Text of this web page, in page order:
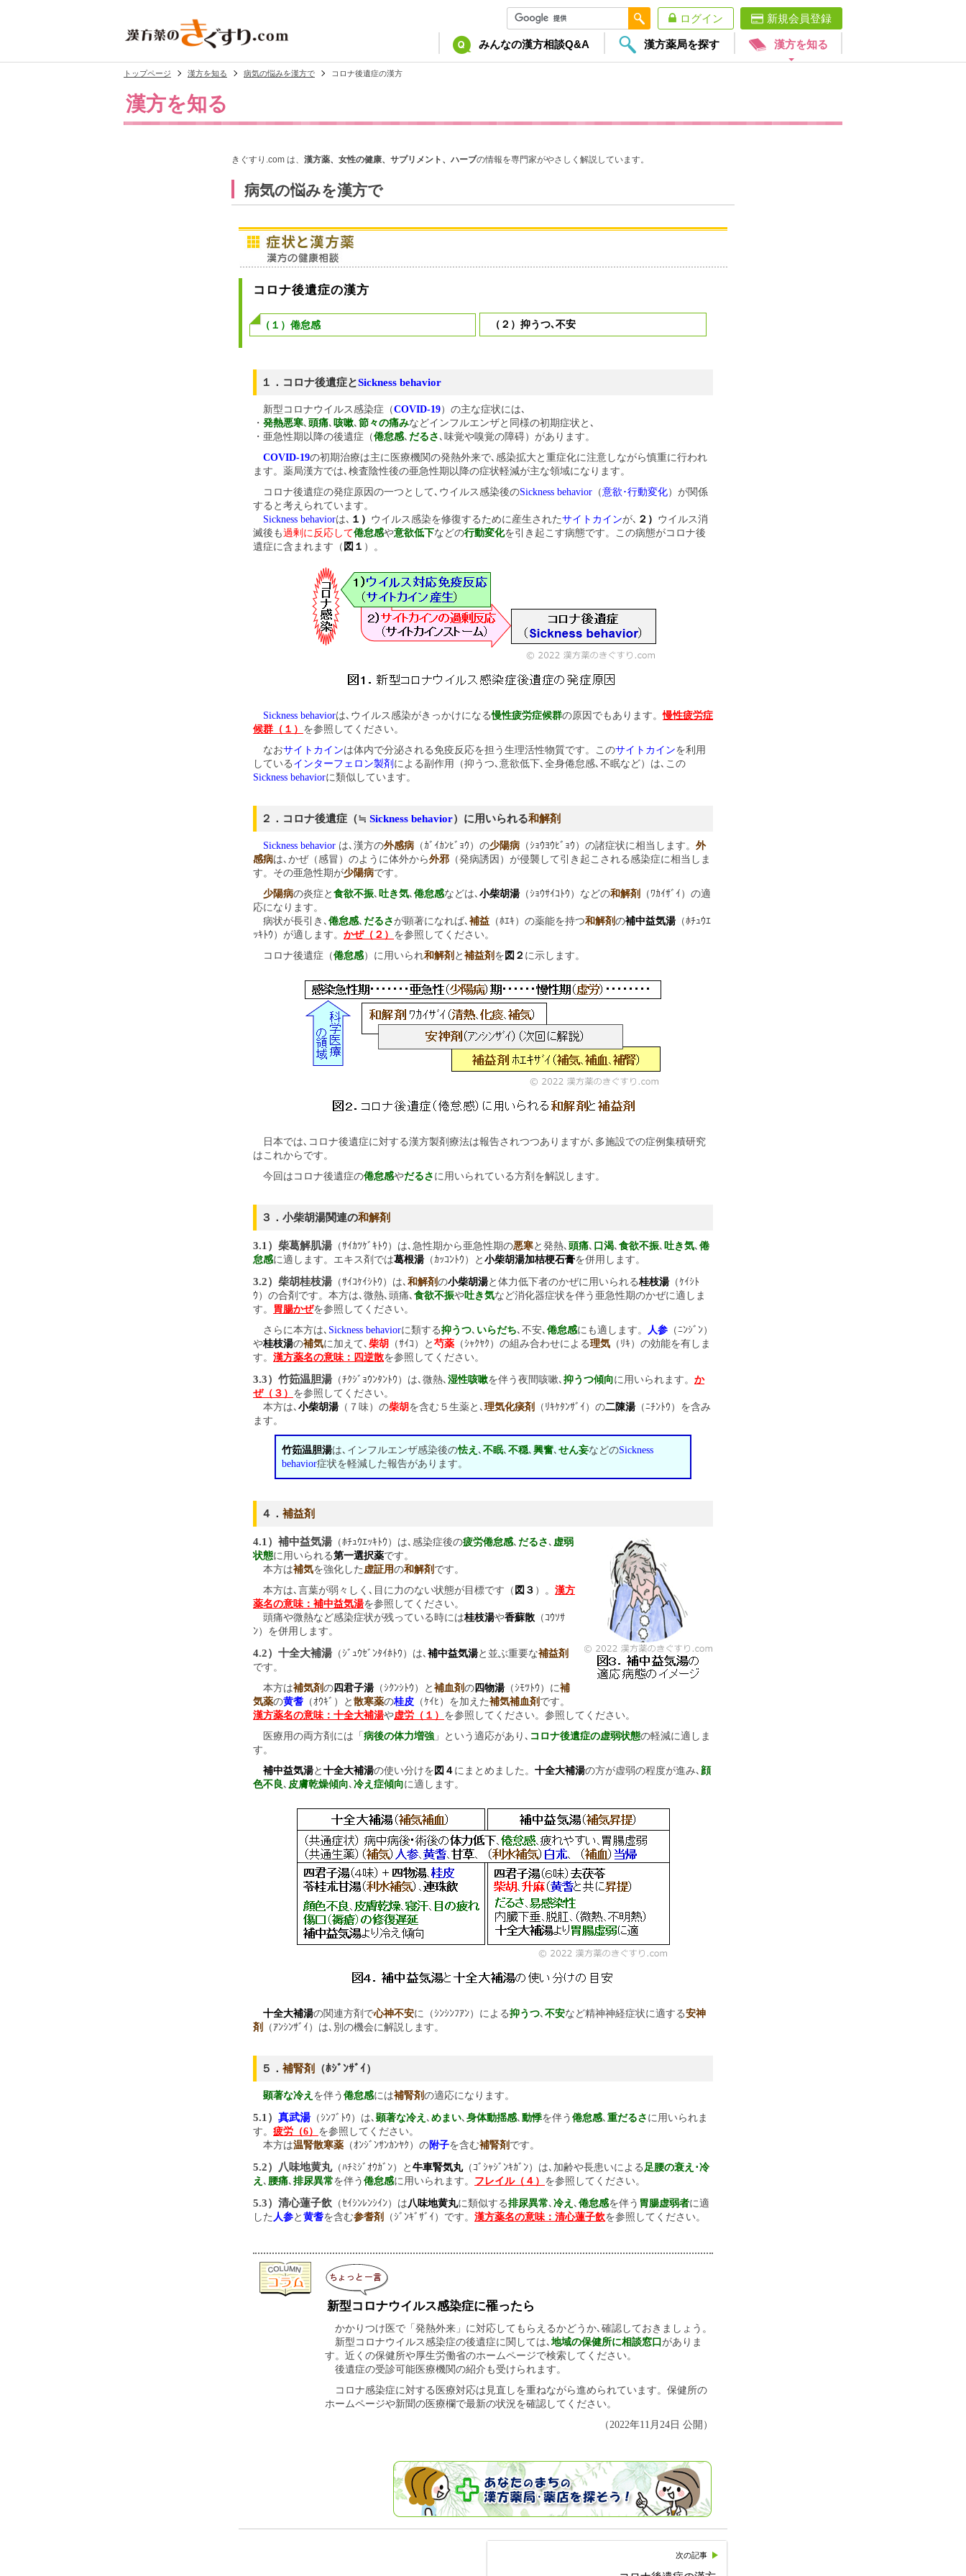
みんなの漢方相談Q&A 漢方薬局を探す 漢方を知る
ログイン 新規会員登録
トップページ 漢方を知る 病気の悩みを漢方で コロナ後遺症の漢方
漢方を知る
きぐすり.com は、 漢方薬、女性の健康、サプリメント、ハーブの情報を専門家がやさしく解説しています。
病気の悩みを漢方で
コロナ後遺症の漢方
（１）倦怠感 （２）抑うつ､不安
１．コロナ後遺症とSickness behavior
新型コロナウイルス感染症（COVID-19）の主な症状には､
・ 発熱悪寒､ 頭痛､ 咳嗽､ 節々の痛みなどインフルエンザと同様の初期症状と､
・亜急性期以降の後遺症（倦怠感､ だるさ ､味覚や嗅覚の障碍）があります。
COVID-19の初期治療は主に医療機関の発熱外来で､感染拡大と重症化に注意しながら慎重に行われ
ます。薬局漢方では､検査陰性後の亜急性期以降の症状軽減が主な領域になります。
コロナ後遺症の発症原因の一つとして､ウイルス感染後のSickness behavior （意欲･行動変化）が関係
すると考えられています。
Sickness behaviorは､ １） ウイルス感染を修復するために産生されたサイトカインが､ ２） ウイルス消
滅後も過剰に反応して倦怠感や意欲低下などの行動変化を引き起こす病態です。この病態がコロナ後
遺症に含まれます（ 図１ ）。
Sickness behaviorは､ウイルス感染がきっかけになる慢性疲労症候群の原因でもあります。慢性疲労症
候群（１） を参照してください。
なおサイトカインは体内で分泌される免疫反応を担う生理活性物質です。このサイトカインを利用
している インターフェロン製剤 による副作用（抑うつ､意欲低下､全身倦怠感､不眠など）は､この
Sickness behaviorに類似しています。
２．コロナ後遺症（≒ Sickness behavior）に用いられる和解剤
Sickness behavior は､漢方の外感病 （ｶﾞｲｶﾝﾋﾞｮｳ）の少陽病 （ｼｮｳﾖｳﾋﾞｮｳ）の諸症状に相当します。 外
感病は､かぜ（感冒）のように体外から外邪 （発病誘因）が侵襲して引き起こされる感染症に相当しま
す。その亜急性期が少陽病です。
少陽病の炎症と 食欲不振､ 吐き気､ 倦怠感などは､ 小柴胡湯（ｼｮｳｻｲｺﾄｳ）などの和解剤
（ﾜｶｲｻﾞｲ）の適
応になります。
病状が長引き､ 倦怠感､ だるさが顕著になれば､ 補益 （ﾎｴｷ）の薬能を持つ和解剤の補中益気湯（ﾎﾁｭｳｴ
ｯｷﾄｳ）が適します。 かぜ（２） を参照してください。
コロナ後遺症（倦怠感）に用いられ和解剤 と 補益剤 を 図２ に示します。
日本では､コロナ後遺症に対する漢方製剤療法は報告されつつありますが､多施設での症例集積研究
はこれからです。
今回はコロナ後遺症の倦怠感やだるさ に用いられている方剤を解説します。
３．小柴胡湯関連の和解剤
3.1）柴葛解肌湯 （ｻｲｶﾂｹﾞｷﾄｳ）は､急性期から亜急性期の悪寒と発熱､ 頭痛､ 口渴､ 食欲不振､ 吐き気､ 倦
怠感に適します。エキス剤では葛根湯（ｶｯｺﾝﾄｳ）と 小柴胡湯加桔梗石膏を併用します。
3.2）柴胡桂枝湯 （ｻｲｺｹｲｼﾄｳ）は､ 和解剤の小柴胡湯と体力低下者のかぜに用いられる桂枝湯（ｹｲｼﾄ
ｳ）の合剤です。本方は､微熱､頭痛､ 食欲不振や吐き気など消化器症状を伴う亜急性期のかぜに適しま
す。
胃腸かぜを参照してください。
さらに本方は､ Sickness behaviorに類する抑うつ､ いらだち､不安､ 倦怠感にも適します。 人参 （ﾆﾝｼﾞﾝ）
や桂枝湯の補気に加えて､ 柴胡 （ｻｲｺ）と 芍薬 （ｼｬｸﾔｸ）の組み合わせによる理気 （ﾘｷ）の効能を有しま
す。 漢方薬名の意味：四逆散を参照してください。
3.3）竹筎温胆湯 （ﾁｸｼﾞｮｳﾝﾀﾝﾄｳ）は､微熱､ 湿性咳嗽を伴う夜間咳嗽､ 抑うつ傾向に用いられます。 か
ぜ（３） を参照してください。
本方は､ 小柴胡湯（７味）の柴胡 を含む５生薬と､ 理気化痰剤 （ﾘｷｹﾀﾝｻﾞｲ）の二陳湯（ﾆﾁﾝﾄｳ）を含み
ます。
竹筎温胆湯は､インフルエンザ感染後の怯え ､ 不眠､ 不穏､ 興奮､ せん妄などのSickness
behavior症状を軽減した報告があります。
４． 補益剤
4.1）補中益気湯 （ﾎﾁｭｳｴｯｷﾄｳ）は､感染症後の疲労倦怠感､ だるさ ､ 虚弱
状態に用いられる第一選択薬です。
本方は補気を強化した 虚証用の和解剤 です。
本方は､言葉が弱々しく､目に力のない状態が目標です（ 図３ ）。 漢方
薬名の意味：補中益気湯を参照してください。
頭痛や微熱など感染症状が残っている時には桂枝湯や香蘇散 （ｺｳｿｻ
ﾝ）を併用します。
4.2）十全大補湯 （ｼﾞｭｳｾﾞﾝﾀｲﾎﾄｳ）は､ 補中益気湯と並ぶ重要な補益剤
です。
本方は補気剤の 四君子湯（ｼｸﾝｼﾄｳ）と 補血剤の 四物湯（ｼﾓﾂﾄｳ）に補
気薬の黄耆 （ｵｳｷﾞ）と 散寒薬の桂皮 （ｹｲﾋ）を加えた補気補血剤 です。
漢方薬名の意味：十全大補湯や虚労（１） を参照してください。参照してください。
医療用の両方剤には「病後の体力増強 」という適応があり､ コロナ後遺症の虚弱状態の軽減に適しま
す。
補中益気湯と 十全大補湯の使い分けを 図４ にまとめました。 十全大補湯の方が虚弱の程度が進み､ 顔
色不良､ 皮膚乾燥傾向､ 冷え症傾向に適します。
十全大補湯の関連方剤で心神不安に（ｼﾝｼﾝﾌｱﾝ）による抑うつ､ 不安など精神神経症状に適する安神
剤
（ｱﾝｼﾝｻﾞｲ）は､別の機会に解説します。
５． 補腎剤 （ﾎｼﾞﾝｻﾞｲ）
顕著な冷え を伴う 倦怠感には補腎剤の適応になります。
5.1） 真武湯（ｼﾝﾌﾞﾄｳ）は､ 顕著な冷え ､ めまい､ 身体動揺感､ 動悸を伴う 倦怠感､ 重だるさ に用いられま
す。 疲労（6） を参照してください。
本方は温腎散寒薬 （ｵﾝｼﾞﾝｻﾝｶﾝﾔｸ）の附子を含む補腎剤 です。
5.2）八味地黄丸（ﾊﾁﾐｼﾞｵｳｶﾞﾝ）と 牛車腎気丸（ｺﾞｼｬｼﾞﾝｷｶﾞﾝ）は､加齢や長患いによる 足腰の衰え･冷
え ､ 腰痛､ 排尿異常を伴う 倦怠感に用いられます。 フレイル（４） を参照してください。
5.3）清心蓮子飲 （ｾｲｼﾝﾚﾝｼｲﾝ）は 八味地黄丸に類似する排尿異常､ 冷え ､ 倦怠感を伴う 胃腸虚弱者に適
した 人参と 黄耆を含む参耆剤 （ｼﾞﾝｷﾞｻﾞｲ）です。 漢方薬名の意味：清心蓮子飲を参照してください。
新型コロナウイルス感染症に罹ったら
かかりつけ医で「発熱外来」に対応してもらえるかどうか､確認しておきましょう。
新型コロナウイルス感染症の後遺症に関しては､ 地域の保健所に相談窓口がありま
す。近くの保健所や厚生労働省のホームページで検索してください。
後遺症の受診可能医療機関の紹介も受けられます。
コロナ感染症に対する医療対応は見直しを重ねながら進められています。保健所の
ホームページや新聞の医療欄で最新の状況を確認してください。
（2022年11月24日 公開）
次の記事